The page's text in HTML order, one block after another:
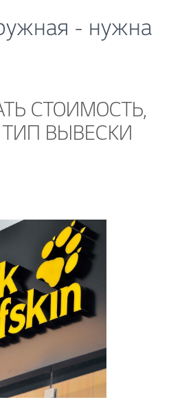
- нужна
СТОИМОСТЬ,
ВЫВЕСКИ